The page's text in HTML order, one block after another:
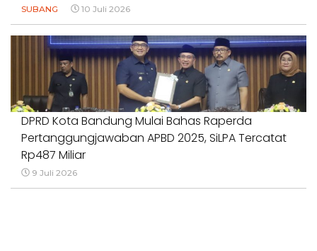
SUBANG 10 Juli 2026
DPRD Kota Bandung Mulai Bahas Raperda
Pertanggungjawaban APBD 2025, SiLPA Tercatat
Rp487 Miliar
9 Juli 2026